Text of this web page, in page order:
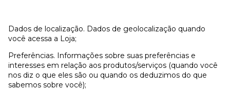
Dados de localização. Dados de geolocalização quando
você acessa a Loja;
Preferências. Informações sobre suas preferências e
interesses em relação aos produtos/serviços (quando você
nos diz o que eles são ou quando os deduzimos do que
sabemos sobre você);